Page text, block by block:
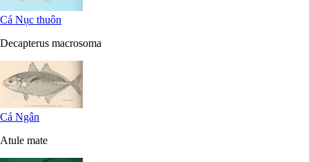
Cá Nục thuôn
Decapterus macrosoma
Cá Ngân
Atule mate